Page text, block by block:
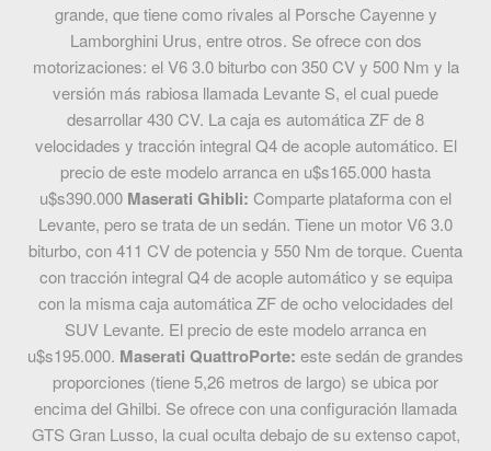
grande, que tiene como rivales al Porsche Cayenne y
Lamborghini Urus, entre otros. Se ofrece con dos
motorizaciones: el V6 3.0 biturbo con 350 CV y 500 Nm y la
versión más rabiosa llamada Levante S, el cual puede
desarrollar 430 CV. La caja es automática ZF de 8
velocidades y tracción integral Q4 de acople automático. El
precio de este modelo arranca en u$s165.000 hasta
u$s390.000 Maserati Ghibli: Comparte plataforma con el
Levante, pero se trata de un sedán. Tiene un motor V6 3.0
biturbo, con 411 CV de potencia y 550 Nm de torque. Cuenta
con tracción integral Q4 de acople automático y se equipa
con la misma caja automática ZF de ocho velocidades del
SUV Levante. El precio de este modelo arranca en
u$s195.000. Maserati QuattroPorte: este sedán de grandes
proporciones (tiene 5,26 metros de largo) se ubica por
encima del Ghilbi. Se ofrece con una configuración llamada
GTS Gran Lusso, la cual oculta debajo de su extenso capot,